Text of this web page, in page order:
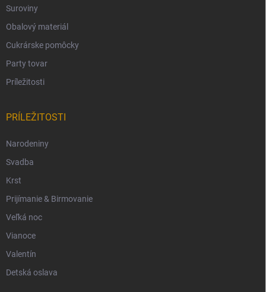
Suroviny
Obalový materiál
Cukrárske pomôcky
Party tovar
Príležitosti
PRÍLEŽITOSTI
Narodeniny
Svadba
Krst
Prijímanie & Birmovanie
Veľká noc
Vianoce
Valentín
Detská oslava